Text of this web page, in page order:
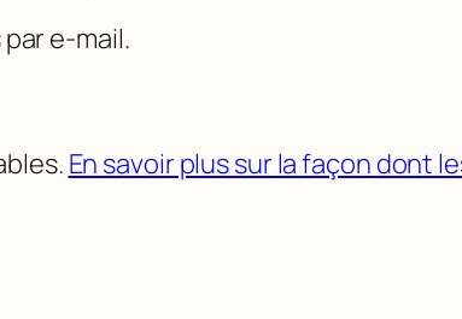
e-mail.
En savoir plus sur la façon dont